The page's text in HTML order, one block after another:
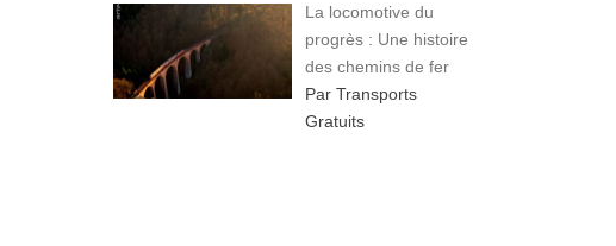
La locomotive du
progrès : Une histoire
des chemins de fer
Par Transports
Gratuits